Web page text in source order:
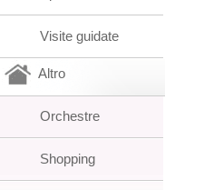
Visite guidate
Altro
Orchestre
Shopping